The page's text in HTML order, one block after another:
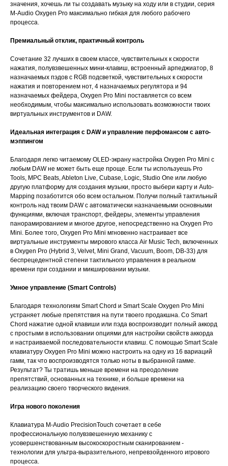
значения, хочешь ли ты создавать музыку на ходу или в студии, серия
M-Audio Oxygen Pro максимально гибкая для любого рабочего
процесса.
Премиальный отклик, практичный контроль
Сочетание 32 лучших в своем классе, чувствительных к скорости
нажатия, полувзвешенных мини-клавиш, встроенный арпеджиатор, 8
назначаемых пэдов с RGB подсветкой, чувствительных к скорости
нажатия и повторением нот, 4 назначаемых регулятора и 94
назначаемых фейдера, Oxygen Pro Mini поставляется со всем
необходимым, чтобы максимально использовать возможности твоих
виртуальных инструментов и DAW.
Идеальная интеграция с DAW и управление перфомансом с авто-
мэппингом
Благодаря легко читаемому OLED-экрану настройка Oxygen Pro Mini с
любым DAW не может быть еще проще. Если ты используешь Pro
Tools, MPC Beats, Ableton Live, Cubase, Logic, Studio One или любую
другую платформу для создания музыки, просто выбери карту и Auto-
Mapping позаботится обо всем остальном. Получи полный тактильный
контроль над твоим DAW с автоматически назначаемыми основными
функциями, включая транспорт, фейдеры, элементы управления
панорамированием и многое другое, непосредственно на Oxygen Pro
Mini. Более того, Oxygen Pro Mini мгновенно настраивает все
виртуальные инструменты мирового класса Air Music Tech, включенных
в Oxygen Pro (Hybrid 3, Velvet, Mini Grand, Vacuum, Boom, DB-33) для
беспрецедентной степени тактильного управления в реальном
времени при создании и микшировании музыки.
Умное управление (Smart Controls)
Благодаря технологиям Smart Chord и Smart Scale Oxygen Pro Mini
устраняет любые препятствия на пути твоего продакшна. Со Smart
Chord нажатие одной клавиши или пэда воспроизводит полный аккорд
с простыми в использовании опциями для настройки свойств аккорда
и настраиваемой последовательности клавиш. С помощью Smart Scale
клавиатуру Oxygen Pro Mini можно настроить на одну из 16 вариаций
гамм, так что воспроизводятся только ноты в выбранной гамме.
Результат? Ты тратишь меньше времени на преодоление
препятствий, основанных на технике, и больше времени на
реализацию своего творческого видения.
Игра нового поколения
Клавиатура M-Audio PrecisionTouch сочетает в себе
профессиональную полувзвешенную механику с
усовершенствованным высокоскоростным сканированием -
технологии для ультра-выразительного, непревзойденного игрового
процесса.